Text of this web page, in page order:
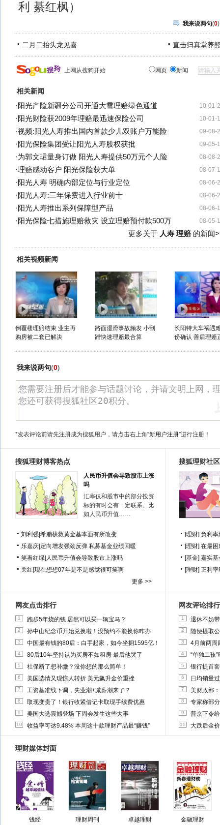
利 綦红枫）
我来说两句(0)
二月二抬头龙见喜 直击归真堂养
上网从搜狗开始 网页 新闻
相关新闻
10-01-
·阳光产险新疆分公司开通大雪理赔绿色通道
10-01-
·阳光财险获2009年理赔最迅速保险公司
09-08-
·视频:阳光人寿推出国内首款少儿双账户万能险
09-05-
·阳光保险集团受让阳光人寿股权获批
08-08-
·为郭文珺量身订做 阳光人寿提供50万元个人险
08-07-
·理赔感动客户 阳光保险获大单
08-06-
·阳光人寿 明确内部定位与行业定位
08-06-
·阳光人寿:三年保费进入行业前十
08-06-
·阳光人寿推出系列保障型产品
08-05-
·阳光保险七措施理赔救灾 设立理赔预付款500万
更多关于 人寿 理赔的新闻
相关视频新闻
倒覆楼理赔结束 业主再
购房被二套已解决
路面湿滑事故频发 小刮
蹭快速理赔最合算
长阳特大车祸遇
份确认 善后理赔
我来说两句(0)
*发表评论前请先注册成为搜狐用户，请点击右上角“新用户注册”进行注册！
搜狐理财博客热点
人民币升值会导致股市上涨
吗
汇率仅和股市中的部分投资
标的有时会有一定联系。比
如人民币升值……
刘利强 希腊获救黄金基本面有所改变
乐嘉庆 定向增发强劲反弹 私募基金业绩回暖
笑看红绿 人民币升值会导致股市上涨吗
关红 现在想想07年是不是感觉很可笑啊
更多 >>
搜狐理财社
[理财] 负利率
[理财] 在最困
[基金] 嘉实基
[理财] 正利率
网友点击排行
1 跑步5年烧的钱 居然可以买一辆宝马？
2 孙中山纪念币开始兑换啦！没预约不能换你咋办
3 中国最有钱的80后：白手起家，如今坐拥1595亿！
4 80后10年坚持认为买房不如租房 最后他哭了
5 社保断了想补缴？没你想的那么简单！
6 美国选情又现惊人转折 美元飙升金价重挫
7 工资基准线下调，失业潮+减薪潮来了？
8 取现变贵了！银行收紧借记卡取现手续费优惠
9 美国大选震撼登场 下周会发生这些大事
10 收益率可达9.48% 本周这十款理财产品最“赚钱”
网友评论排行
1 退休不妨
2 随便提取
3 4月前两周
4 “单独二孩
5 银行提首
6 日均销量
7 美财政部
8 专家称部
9 普京下令
10 大跌后金
理财媒体封面
钱经 理财周刊 卓越理财 金融理财